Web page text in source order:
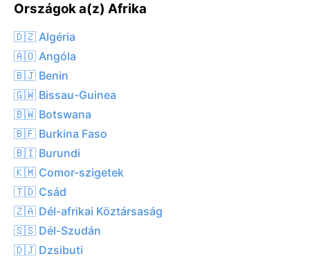
Országok a(z) Afrika
🇩🇿 Algéria
🇦🇴 Angóla
🇧🇯 Benin
🇬🇼 Bissau-Guinea
🇧🇼 Botswana
🇧🇫 Burkina Faso
🇧🇮 Burundi
🇰🇲 Comor-szigetek
🇹🇩 Csád
🇿🇦 Dél-afrikai Köztársaság
🇸🇸 Dél-Szudán
🇩🇯 Dzsibuti